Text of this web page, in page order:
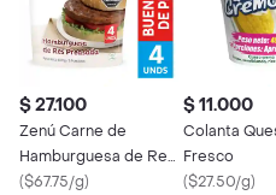
$ 27.100
Zenú Carne de
Hamburguesa de Res
Preasada
($67.75/g)
$ 11.000
Colanta
Fresco
($27.50/g)